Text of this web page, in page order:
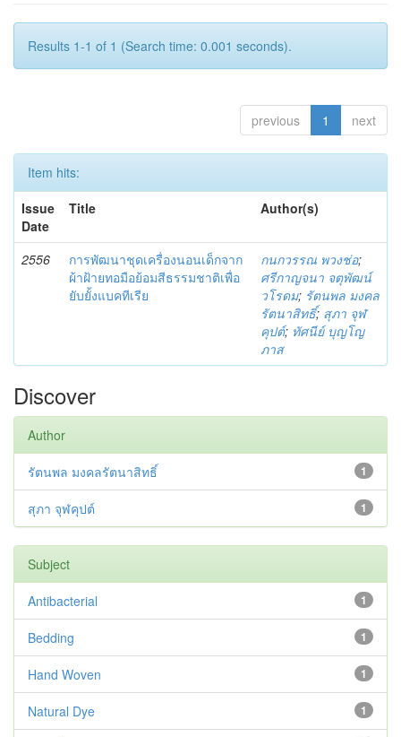
Results 1-1 of 1 (Search time: 0.001 seconds).
previous 1 next
Item hits:
Issue
Date
Title Author(s)
2556
การพัฒนาชุดเครื่องนอนเด็กจาก
ผ้าฝ้ายทอมือย้อมสีธรรมชาติเพื่อ
ยับยั้งแบคทีเรีย
กนกวรรณ พวงช่อ;
ศรีกาญจนา จตุพัฒน์
วโรดม; รัตนพล มงคล
รัตนาสิทธิ์; สุภา จุฬ
คุปต์; ทัศนีย์ บุญโญ
ภาส
Discover
Author
1
รัตนพล มงคลรัตนาสิทธิ์
1
สุภา จุฬคุปต์
Subject
1
Antibacterial
1
Bedding
1
Hand Woven
1
Natural Dye